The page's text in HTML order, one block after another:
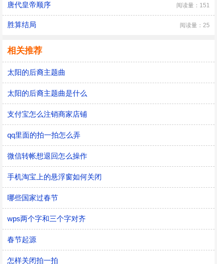
唐代皇帝顺序 阅读量：151
胜算结局 阅读量：25
相关推荐
太阳的后裔主题曲
太阳的后裔主题曲是什么
支付宝怎么注销商家店铺
qq里面的拍一拍怎么弄
微信转帐想退回怎么操作
手机淘宝上的悬浮窗如何关闭
哪些国家过春节
wps两个字和三个字对齐
春节起源
怎样关闭拍一拍